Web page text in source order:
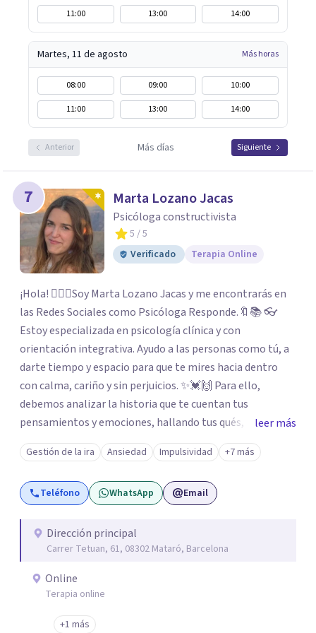
11:00
13:00 14:00
Martes, 11 de agosto Más horas
08:00 09:00
10:00
11:00
13:00 14:00
Anterior Más días Siguiente
7 Marta Lozano Jacas
Psicóloga constructivista
5 / 5
Verificado
Terapia Online
¡Hola! 🙋🏼‍♀️Soy Marta Lozano Jacas y me encontrarás en
las Redes Sociales como Psicóloga Responde.🔖📚 👓
Estoy especializada en psicología clínica y con
orientación integrativa. Ayudo a las personas como tú, a
darte tiempo y espacio para que te mires hacia dentro
con calma, cariño y sin perjuicios. ✨💓🙌 Para ello,
debemos analizar la historia que te cuentan tus
pensamientos y emociones, hallando tus qués, tus
cómos, tus porqués, tus cuándos y tus dóndes a lo largo
de tu vida. Así, podrás desenredar el lío que es vivir, podrás
aceptar quien eres: un ser humano que siente, que piensa
y que hace; un ser que se contradice, que tiene dudas y que
leer más
Gestión de la ira Ansiedad Impulsividad +7 más
Teléfono WhatsApp Email
Dirección principal
Carrer Tetuan, 61, 08302 Mataró, Barcelona
Online
Terapia online
+1 más